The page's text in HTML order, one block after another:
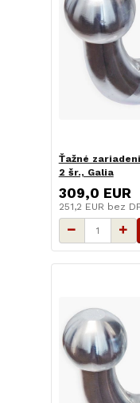
Ťažné
2 šr., Galia
309,0 EUR
251,2 EUR bez